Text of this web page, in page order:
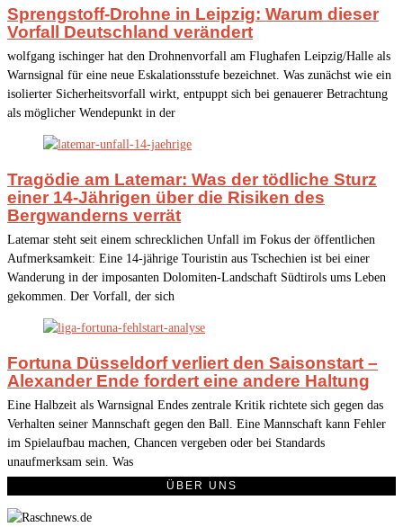
Sprengstoff-Drohne in Leipzig: Warum dieser
Vorfall Deutschland verändert
wolfgang ischinger hat den Drohnenvorfall am Flughafen Leipzig/Halle als
Warnsignal für eine neue Eskalationsstufe bezeichnet. Was zunächst wie ein
isolierter Sicherheitsvorfall wirkt, entpuppt sich bei genauerer Betrachtung
als möglicher Wendepunkt in der
Tragödie am Latemar: Was der tödliche Sturz
einer 14-Jährigen über die Risiken des
Bergwanderns verrät
Latemar steht seit einem schrecklichen Unfall im Fokus der öffentlichen
Aufmerksamkeit: Eine 14-jährige Touristin aus Tschechien ist bei einer
Wanderung in der imposanten Dolomiten-Landschaft Südtirols ums Leben
gekommen. Der Vorfall, der sich
Fortuna Düsseldorf verliert den Saisonstart –
Alexander Ende fordert eine andere Haltung
Eine Halbzeit als Warnsignal Endes zentrale Kritik richtete sich gegen das
Verhalten seiner Mannschaft gegen den Ball. Eine Mannschaft kann Fehler
im Spielaufbau machen, Chancen vergeben oder bei Standards
unaufmerksam sein. Was
ÜBER UNS